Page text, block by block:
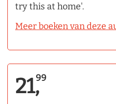
try this at home'.
Meer boeken van deze
21,99